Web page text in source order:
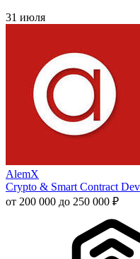
31 июля
AlemX
Crypto & Smart Contract
от 200 000 до 250 000 ₽